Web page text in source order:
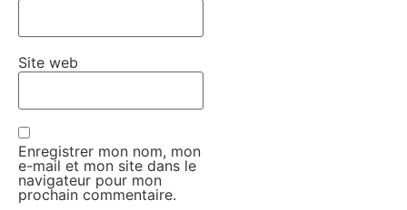
Site web
Enregistrer mon nom, mon
e-mail et mon site dans le
navigateur pour mon
prochain commentaire.